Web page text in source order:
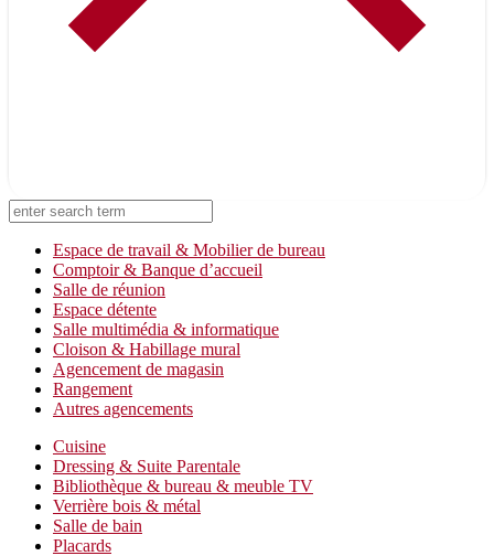
Espace de travail & Mobilier de bureau
Comptoir & Banque d’accueil
Salle de réunion
Espace détente
Salle multimédia & informatique
Cloison & Habillage mural
Agencement de magasin
Rangement
Autres agencements
Cuisine
Dressing & Suite Parentale
Bibliothèque & bureau & meuble TV
Verrière bois & métal
Salle de bain
Placards